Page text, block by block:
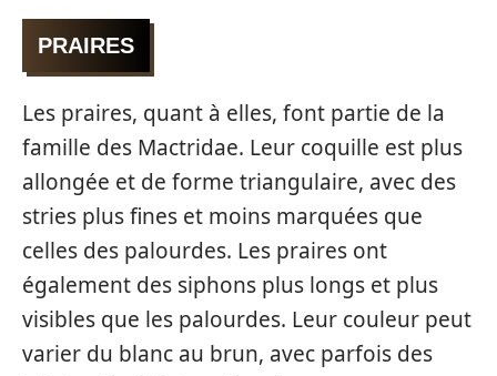
PRAIRES
Les praires, quant à elles, font partie de la
famille des Mactridae. Leur coquille est plus
allongée et de forme triangulaire, avec des
stries plus fines et moins marquées que
celles des palourdes. Les praires ont
également des siphons plus longs et plus
visibles que les palourdes. Leur couleur peut
varier du blanc au brun, avec parfois des